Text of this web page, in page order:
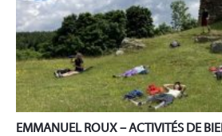
EMMANUEL ROUX – ACTIVITÉS DE